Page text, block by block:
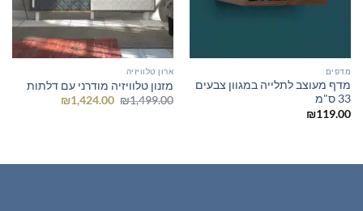
מדפים
מדף מעוצב לתלייה במגוון צבעים
33 ס"מ
₪119.00
ארון טלוויזיה
מזנון טלוויזיה מודרני עם דלתות
₪1,499.00
המחיר
₪1,424.00
המחיר